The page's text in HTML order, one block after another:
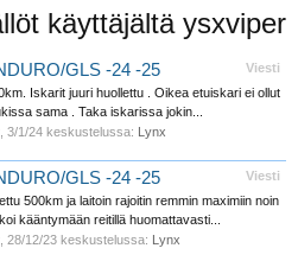
käyttäjältä ysxviper
Viesti
GLS -24 -25
Iskarit juuri huollettu . Oikea etuiskari ei ollut
sama . Taka iskarissa jokin...
3/1/24 keskustelussa: Lynx
Viesti
GLS -24 -25
500km ja laitoin rajoitin remmin maximiin noin
kääntymään reitillä huomattavasti...
28/12/23 keskustelussa: Lynx